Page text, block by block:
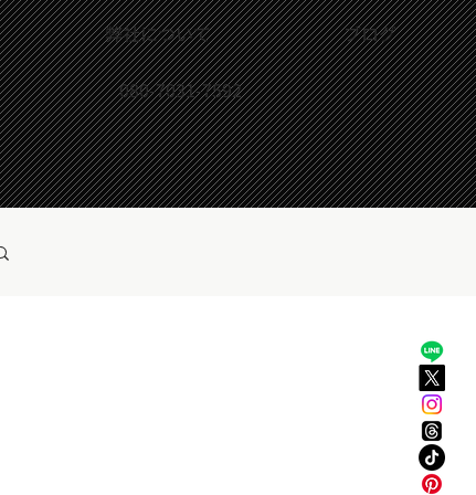
弊社について ブログ
080-7031-7592